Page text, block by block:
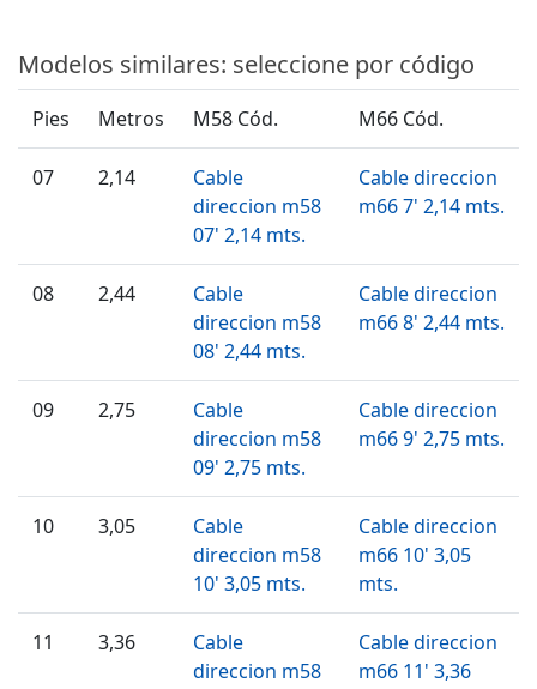
Modelos similares: seleccione por código
Pies Metros M58 Cód. M66 Cód.
07 2,14
Cable
direccion m58
07' 2,14 mts.
Cable direccion
m66 7' 2,14 mts.
08 2,44
Cable
direccion m58
08' 2,44 mts.
Cable direccion
m66 8' 2,44 mts.
09 2,75
Cable
direccion m58
09' 2,75 mts.
Cable direccion
m66 9' 2,75 mts.
10 3,05
Cable
direccion m58
10' 3,05 mts.
Cable direccion
m66 10' 3,05
mts.
11 3,36
Cable
direccion m58
Cable direccion
m66 11' 3,36